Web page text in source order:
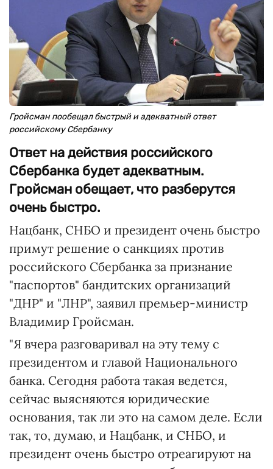
Гройсман пообещал быстрый и адекватный ответ
российскому Сбербанку
Ответ на действия российского
Сбербанка будет адекватным.
Гройсман обещает, что разберутся
очень быстро.
Нацбанк, СНБО и президент очень быстро
примут решение о санкциях против
российского Сбербанка за признание
"паспортов" бандитских организаций
"ДНР" и "ЛНР", заявил премьер-министр
Владимир Гройсман.
"Я вчера разговаривал на эту тему с
президентом и главой Национального
банка. Сегодня работа такая ведется,
сейчас выясняются юридические
основания, так ли это на самом деле. Если
так, то, думаю, и Нацбанк, и СНБО, и
президент очень быстро отреагируют на